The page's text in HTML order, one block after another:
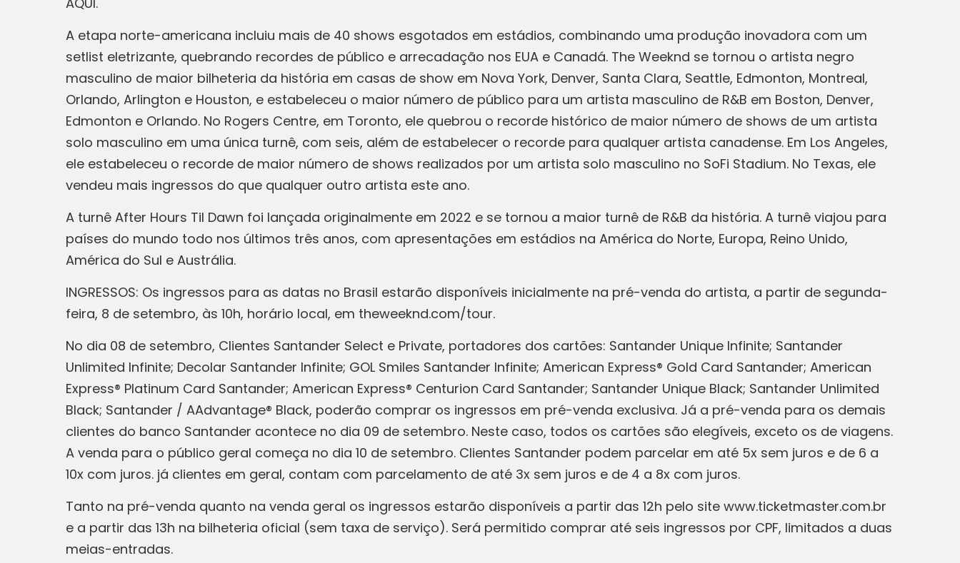
A etapa norte-americana incluiu mais de 40 shows esgotados em estádios, combinando uma produção inovadora com um
setlist eletrizante, quebrando recordes de público e arrecadação nos EUA e Canadá. The Weeknd se tornou o artista negro
masculino de maior bilheteria da história em casas de show em Nova York, Denver, Santa Clara, Seattle, Edmonton, Montreal,
Orlando, Arlington e Houston, e estabeleceu o maior número de público para um artista masculino de R&B em Boston, Denver,
Edmonton e Orlando. No Rogers Centre, em Toronto, ele quebrou o recorde histórico de maior número de shows de um artista
solo masculino em uma única turnê, com seis, além de estabelecer o recorde para qualquer artista canadense. Em Los Angeles,
ele estabeleceu o recorde de maior número de shows realizados por um artista solo masculino no SoFi Stadium. No Texas, ele
vendeu mais ingressos do que qualquer outro artista este ano.
A turnê After Hours Til Dawn foi lançada originalmente em 2022 e se tornou a maior turnê de R&B da história. A turnê viajou para
países do mundo todo nos últimos três anos, com apresentações em estádios na América do Norte, Europa, Reino Unido,
América do Sul e Austrália.
INGRESSOS: Os ingressos para as datas no Brasil estarão disponíveis inicialmente na pré-venda do artista, a partir de segunda-
feira, 8 de setembro, às 10h, horário local, em theweeknd.com/tour.
No dia 08 de setembro, Clientes Santander Select e Private, portadores dos cartões: Santander Unique Infinite; Santander
Unlimited Infinite; Decolar Santander Infinite; GOL Smiles Santander Infinite; American Express® Gold Card Santander; American
Express® Platinum Card Santander; American Express® Centurion Card Santander; Santander Unique Black; Santander Unlimited
Black; Santander / AAdvantage® Black, poderão comprar os ingressos em pré-venda exclusiva. Já a pré-venda para os demais
clientes do banco Santander acontece no dia 09 de setembro. Neste caso, todos os cartões são elegíveis, exceto os de viagens.
A venda para o público geral começa no dia 10 de setembro. Clientes Santander podem parcelar em até 5x sem juros e de 6 a
10x com juros. já clientes em geral, contam com parcelamento de até 3x sem juros e de 4 a 8x com juros.
Tanto na pré-venda quanto na venda geral os ingressos estarão disponíveis a partir das 12h pelo site www.ticketmaster.com.br
e a partir das 13h na bilheteria oficial (sem taxa de serviço). Será permitido comprar até seis ingressos por CPF, limitados a duas
meias-entradas.